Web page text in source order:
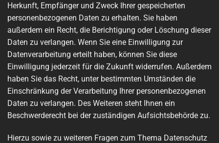
Herkunft, Empfänger und Zweck Ihrer gespeicherten
personenbezogenen Daten zu erhalten. Sie haben
außerdem ein Recht, die Berichtigung oder Löschung dieser
Daten zu verlangen. Wenn Sie eine Einwilligung zur
Datenverarbeitung erteilt haben, können Sie diese
Einwilligung jederzeit für die Zukunft widerrufen. Außerdem
haben Sie das Recht, unter bestimmten Umständen die
Einschränkung der Verarbeitung Ihrer personenbezogenen
Daten zu verlangen. Des Weiteren steht Ihnen ein
Beschwerderecht bei der zuständigen Aufsichtsbehörde zu.
Hierzu sowie zu weiteren Fragen zum Thema Datenschutz